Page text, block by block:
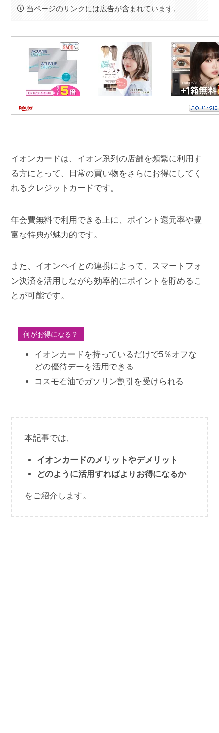
当ページのリンクには広告が含まれています。
イオンカードは、イオン系列の店舗を頻繁に利用す
る方にとって、日常の買い物をさらにお得にしてく
れるクレジットカードです。
年会費無料で利用できる上に、ポイント還元率や豊
富な特典が魅力的です。
また、イオンペイとの連携によって、スマートフォ
ン決済を活用しながら効率的にポイントを貯めるこ
とが可能です。
何がお得になる？
イオンカードを持っているだけで5％オフな
どの優待デーを活用できる
コスモ石油でガソリン割引を受けられる
本記事では、
イオンカードのメリットやデメリット
どのように活用すればよりお得になるか
をご紹介します。